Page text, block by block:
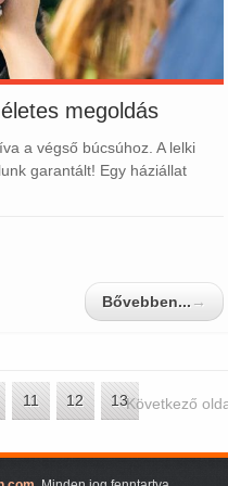
megoldás
a végső búcsúhoz. A lelki
garantált! Egy háziállat
Bővebben... →
11 12 13Következő